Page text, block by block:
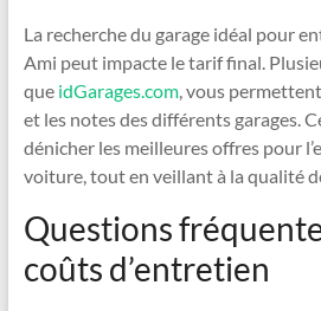
La recherche du garage idéal pour
Ami peut impacte le tarif final.
que idGarages.com, vous
et les notes des différents garages.
dénicher les meilleures offres pour
voiture, tout en veillant à la qualité
Questions
coûts d’entretien